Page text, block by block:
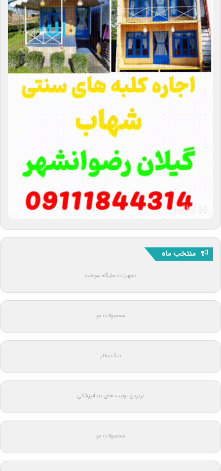
منتخب ماه
تجهیزات جایگاه سوخت
محصولات مو
دیگ بخار
برترین یونیت های دندانپزشکی
محصولات مو